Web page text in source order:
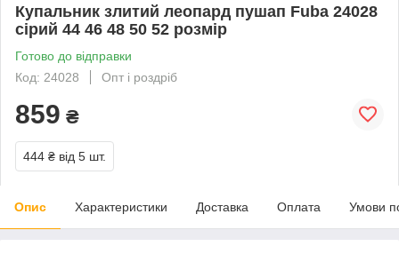
Купальник злитий леопард пушап Fuba 24028
сірий 44 46 48 50 52 розмір
Готово до відправки
Код: 24028
Опт і роздріб
859 ₴
444 ₴ від 5 шт.
Опис Характеристики Доставка Оплата Умови